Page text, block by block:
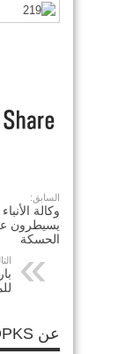
السابق:
وكالة
يسيطرون
الحسكة
عن PDPKS